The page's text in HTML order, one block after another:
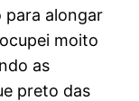
para alongar
moito
as
preto das